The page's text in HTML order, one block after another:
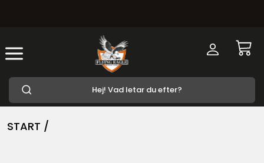
START /